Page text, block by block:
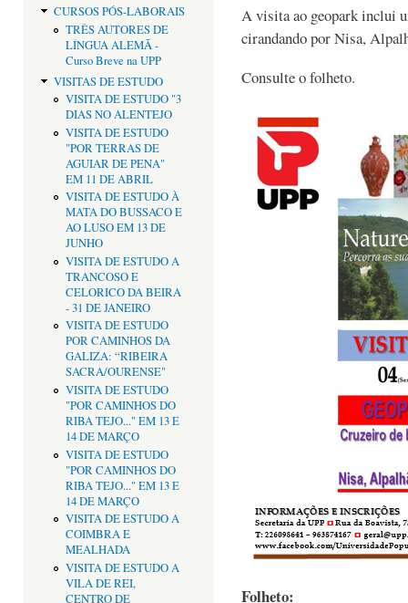
CURSOS PÓS-LABORAIS
TRÊS AUTORES DE
LÍNGUA ALEMÃ -
Curso Breve na UPP
VISITAS DE ESTUDO
VISITA DE ESTUDO "3
DIAS NO ALENTEJO
VISITA DE ESTUDO
"POR TERRAS DE
AGUIAR DE PENA"
EM 11 DE ABRIL
VISITA DE ESTUDO À
MATA DO BUSSACO E
AO LUSO EM 13 DE
JUNHO
VISITA DE ESTUDO A
TRANCOSO E
CELORICO DA BEIRA
- 31 DE JANEIRO
VISITA DE ESTUDO
POR CAMINHOS DA
GALIZA: “RIBEIRA
SACRA/OURENSE"
VISITA DE ESTUDO
"POR CAMINHOS DO
RIBA TEJO..." EM 13 E
14 DE MARÇO
VISITA DE ESTUDO
"POR CAMINHOS DO
RIBA TEJO..." EM 13 E
14 DE MARÇO
VISITA DE ESTUDO A
COIMBRA E
MEALHADA
VISITA DE ESTUDO A
VILA DE REI,
CENTRO DE
A visita ao geopark inclui
cirandando por Nisa,
Consulte o folheto.
Folheto: